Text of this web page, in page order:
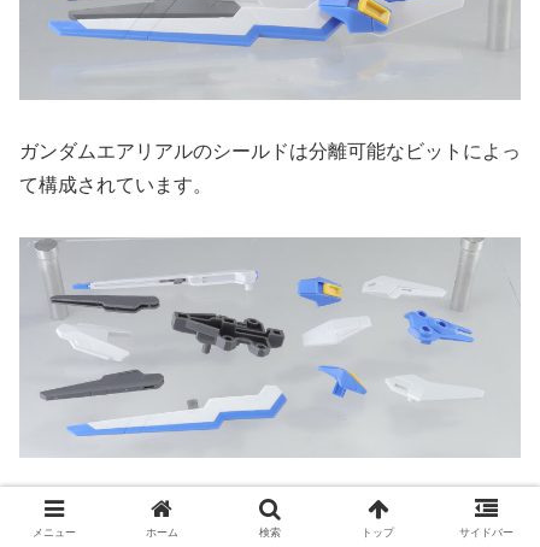
ガンダムエアリアルのシールドは分離可能なビットによっ
て構成されています。
ビットはそれぞれ分離可能。
メニュー ホーム 検索 トップ サイドバー